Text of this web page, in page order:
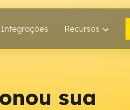
Integrações Recursos
sua